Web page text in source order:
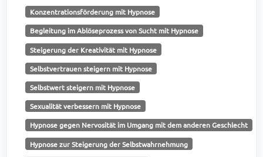
Konzentrationsförderung mit Hypnose
Begleitung im Ablöseprozess von Sucht mit Hypnose
Steigerung der Kreativität mit Hypnose
Selbstvertrauen steigern mit Hypnose
Selbstwert steigern mit Hypnose
Sexualität verbessern mit Hypnose
Hypnose gegen Nervosität im Umgang mit dem anderen Geschlecht
Hypnose zur Steigerung der Selbstwahrnehmung